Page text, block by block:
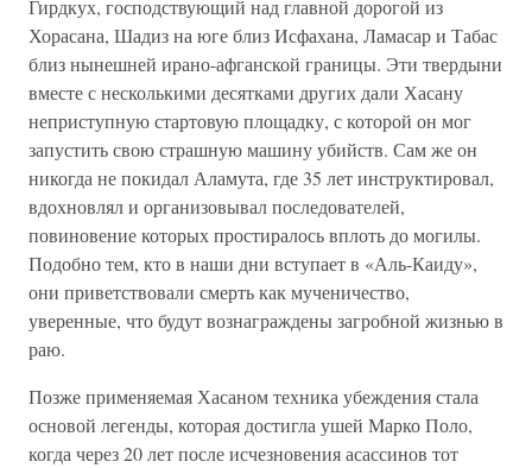
Гирдкух, господствующий над главной дорогой из
Хорасана, Шадиз на юге близ Исфахана, Ламасар и Табас
близ нынешней ирано-афганской границы. Эти твердыни
вместе с несколькими десятками других дали Хасану
неприступную стартовую площадку, с которой он мог
запустить свою страшную машину убийств. Сам же он
никогда не покидал Аламута, где 35 лет инструктировал,
вдохновлял и организовывал последователей,
повиновение которых простиралось вплоть до могилы.
Подобно тем, кто в наши дни вступает в «Аль-Каиду»,
они приветствовали смерть как мученичество,
уверенные, что будут вознаграждены загробной жизнью в
раю.
Позже применяемая Хасаном техника убеждения стала
основой легенды, которая достигла ушей Марко Поло,
когда через 20 лет после исчезновения асассинов тот